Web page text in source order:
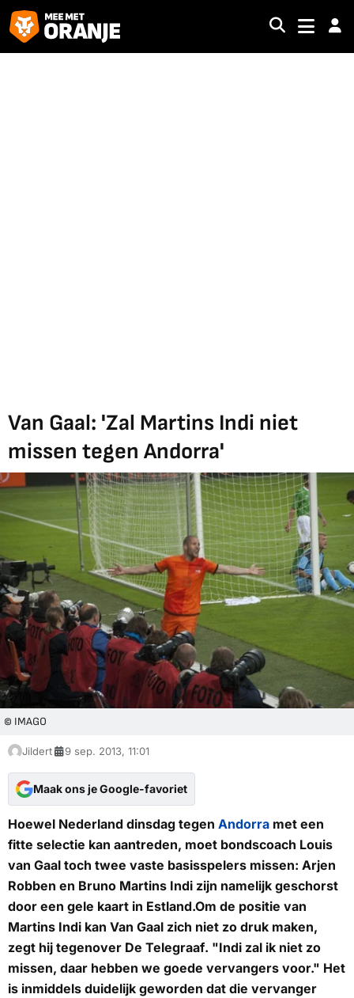
Van Gaal: 'Zal Martins Indi niet
missen tegen Andorra'
© IMAGO
Jildert 9 sep. 2013, 11:01
Maak ons je Google-favoriet
Hoewel Nederland dinsdag tegen Andorra met een
fitte selectie kan aantreden, moet bondscoach Louis
van Gaal toch twee vaste basisspelers missen: Arjen
Robben en Bruno Martins Indi zijn namelijk geschorst
door een gele kaart in Estland.Om de positie van
Martins Indi kan Van Gaal zich niet zo druk maken,
zegt hij tegenover De Telegraaf. "Indi zal ik niet zo
missen, daar hebben we goede vervangers voor." Het
is inmiddels duidelijk geworden dat die vervanger